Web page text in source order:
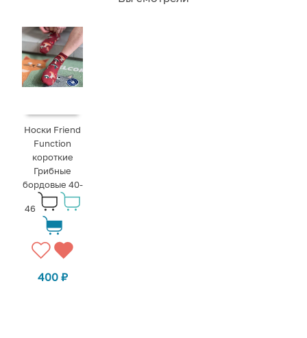
Носки Friend
Function
короткие
Грибные
бордовые 40-
46
400 ₽